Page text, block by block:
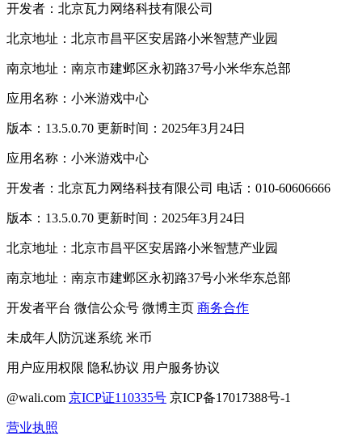
开发者：北京瓦力网络科技有限公司
北京地址：北京市昌平区安居路小米智慧产业园
南京地址：南京市建邺区永初路37号小米华东总部
应用名称：小米游戏中心
版本：13.5.0.70 更新时间：2025年3月24日
应用名称：小米游戏中心
开发者：北京瓦力网络科技有限公司 电话：010-60606666
版本：13.5.0.70 更新时间：2025年3月24日
北京地址：北京市昌平区安居路小米智慧产业园
南京地址：南京市建邺区永初路37号小米华东总部
开发者平台 微信公众号 微博主页 商务合作
未成年人防沉迷系统 米币
用户应用权限 隐私协议 用户服务协议
@wali.com 京ICP证110335号 京ICP备17017388号-1
营业执照